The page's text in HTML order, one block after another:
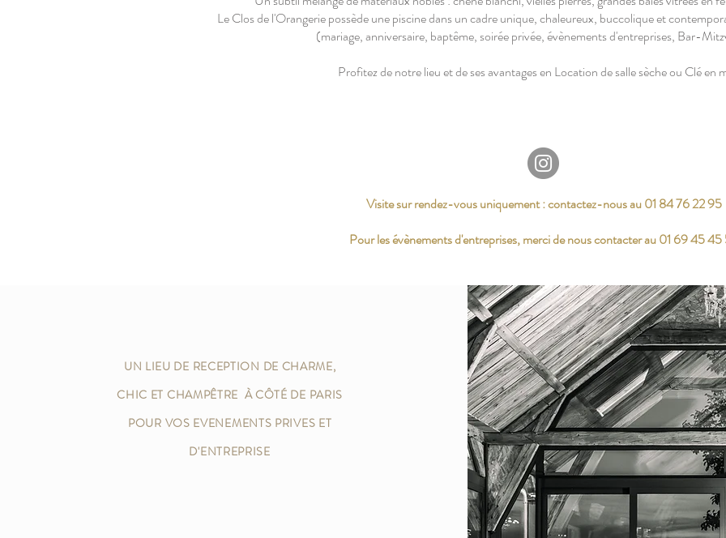
Le Clos de l'Orangerie possède une piscine dans un cadre unique, chaleureux, buccolique et
(mariage, anniversaire, baptême, soirée privée, évènements d'entreprises, Bar-
Profitez de notre lieu et de ses avantages en Location de salle sèche ou Clé en
Visite sur rendez-vous uniquement : contactez-nous au 01 84 76 22 95
Pour les évènements d'entreprises, merci de nous contacter au 01 69 45
UN LIEU DE RECEPTION DE CHARME,
CHIC ET CHAMPÊTRE À CÔTÉ DE PARIS
POUR VOS EVENEMENTS PRIVES ET
D'ENTREPRISE